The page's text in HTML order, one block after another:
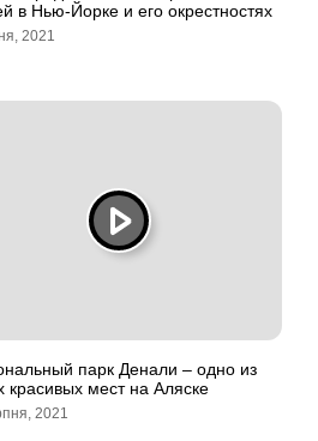
в Нью-Йорке и его окрестностях
2021
парк Денали – одно из
красивых мест на Аляске
2021